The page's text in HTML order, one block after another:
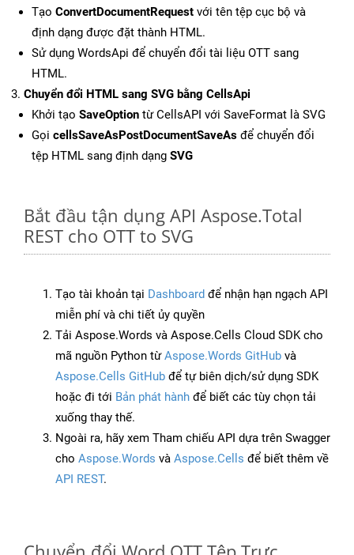
Tạo ConvertDocumentRequest với tên tệp cục bộ và
định dạng được đặt thành HTML.
Sử dụng WordsApi để chuyển đổi tài liệu OTT sang
HTML.
Chuyển đổi HTML sang SVG bằng CellsApi
Khởi tạo SaveOption từ CellsAPI với SaveFormat là SVG
Gọi cellsSaveAsPostDocumentSaveAs để chuyển đổi
tệp HTML sang định dạng SVG
Bắt đầu tận dụng API Aspose.Total
REST cho OTT to SVG
Tạo tài khoản tại Dashboard để nhận hạn ngạch API
miễn phí và chi tiết ủy quyền
Tải Aspose.Words và Aspose.Cells Cloud SDK cho
mã nguồn Python từAspose.Words GitHub và
Aspose.Cells GitHub để tự biên dịch/sử dụng SDK
hoặc đi tới Bản phát hành để biết các tùy chọn tải
xuống thay thế.
Ngoài ra, hãy xem Tham chiếu API dựa trên Swagger
cho Aspose.Words và Aspose.Cells để biết thêm về
API REST.